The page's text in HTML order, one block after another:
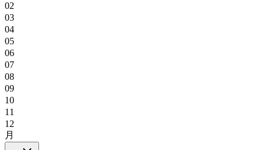
02
03
04
05
06
07
08
09
10
11
12
月